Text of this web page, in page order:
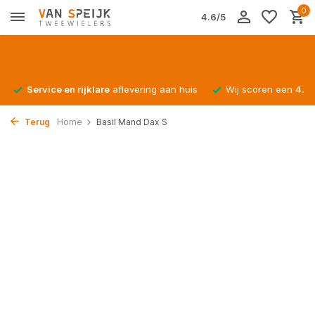
4.6/5
0
Service en rijklare aflevering aan huis Wij scoren een
Terug Home Basil Mand Dax S